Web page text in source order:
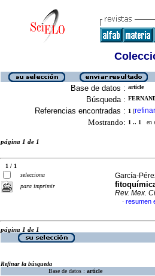
Base de datos : article
Búsqueda :
Referencias encontradas : 1 [refinar
Mostrando: 1 .. 1 en
página 1 de 1
1 / 1
selecciona
para imprimir
García-
Rev. Mex.
· resumen
página 1 de 1
Refinar la búsqueda
Base de datos : article